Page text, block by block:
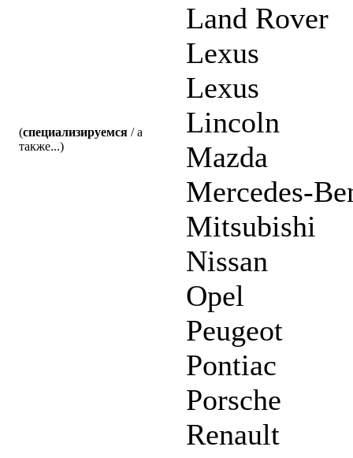
(специализируемся / а
также...)
Land Rover
Lexus
Lexus
Lincoln
Mazda
Mercedes-
Mitsubishi
Nissan
Opel
Peugeot
Pontiac
Porsche
Renault